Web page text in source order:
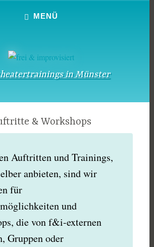
in Münster
MENÜ
& Workshops
Auftritten und Trainings,
anbieten, sind wir
für
und
die von f&i-externen
Gruppen oder